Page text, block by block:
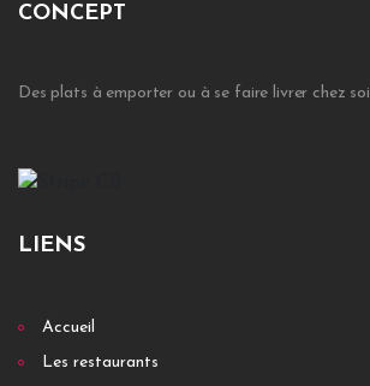
CONCEPT
Des plats à emporter ou à se faire livrer chez soi
LIENS
Accueil
Les restaurants